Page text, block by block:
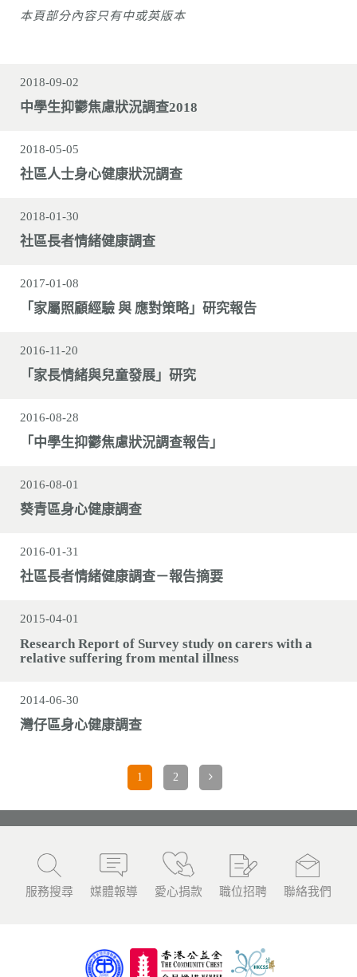
本頁部分內容只有中或英版本
2018-09-02
中學生抑鬱焦慮狀況調查2018
2018-05-05
社區人士身心健康狀況調查
2018-01-30
社區長者情緒健康調查
2017-01-08
「家屬照顧經驗 與 應對策略」研究報告
2016-11-20
「家長情緒與兒童發展」研究
2016-08-28
「中學生抑鬱焦慮狀況調查報告」
2016-08-01
葵青區身心健康調查
2016-01-31
社區長者情緒健康調查－報告摘要
2015-04-01
Research Report of Survey study on carers with a
relative suffering from mental illness
2014-06-30
灣仔區身心健康調查
1 2
服務搜尋 媒體報導 愛心捐款 職位招聘 聯絡我們